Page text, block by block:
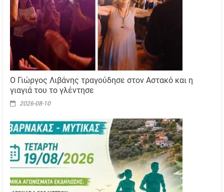
Ο Γιώργος Λιβάνης τραγούδησε στον Αστακό και η
γιαγιά του το γλέντησε
2026-08-10